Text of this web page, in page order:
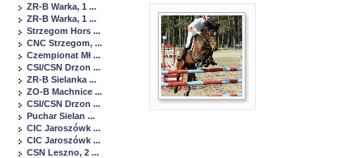
ZR-B Warka, 1 ...
ZR-B Warka, 1 ...
Strzegom Hors ...
CNC Strzegom, ...
Czempionat Mł ...
CSI/CSN Drzon ...
ZR-B Sielanka ...
ZO-B Machnice ...
CSI/CSN Drzon ...
Puchar Sielan ...
CIC Jaroszówk ...
CIC Jaroszówk ...
CSN Leszno, 2 ...